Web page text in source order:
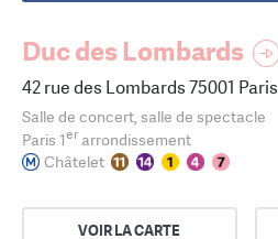
Duc des Lombards
42 rue des Lombards 75001 Paris
Salle de concert, salle de spectacle
Paris 1erarrondissement
Châtelet
VOIR LA CARTE